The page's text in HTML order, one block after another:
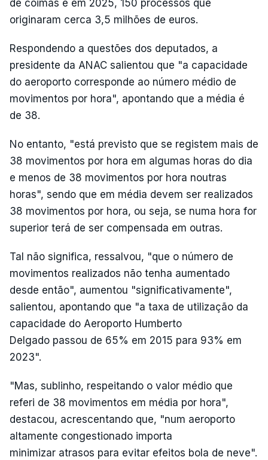
de coimas e em 2025, 150 processos que
originaram cerca 3,5 milhões de euros.
Respondendo a questões dos deputados, a
presidente da ANAC salientou que "a capacidade
do aeroporto corresponde ao número médio de
movimentos por hora", apontando que a média é
de 38.
No entanto, "está previsto que se registem mais de
38 movimentos por hora em algumas horas do dia
e menos de 38 movimentos por hora noutras
horas", sendo que em média devem ser realizados
38 movimentos por hora, ou seja, se numa hora for
superior terá de ser compensada em outras.
Tal não significa, ressalvou, "que o número de
movimentos realizados não tenha aumentado
desde então", aumentou "significativamente",
salientou, apontando que "a taxa de utilização da
capacidade do Aeroporto Humberto
Delgado passou de 65% em 2015 para 93% em
2023".
"Mas, sublinho, respeitando o valor médio que
referi de 38 movimentos em média por hora",
destacou, acrescentando que, "num aeroporto
altamente congestionado importa
minimizar atrasos para evitar efeitos bola de neve".